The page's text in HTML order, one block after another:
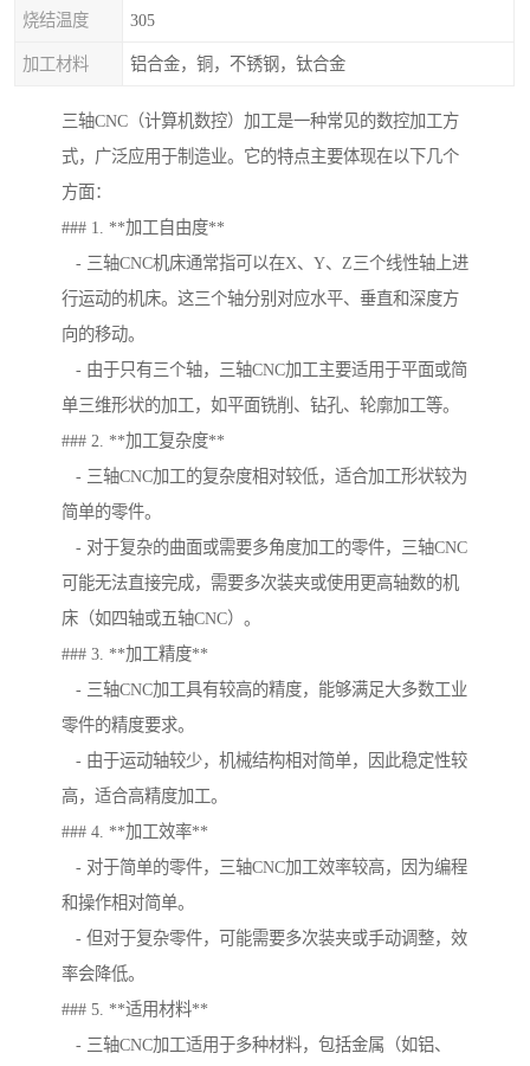
烧结温度 305
加工材料 铝合金，铜，不锈钢，钛合金
三轴CNC（计算机数控）加工是一种常见的数控加工方
式，广泛应用于制造业。它的特点主要体现在以下几个
方面：
### 1. **加工自由度**
- 三轴CNC机床通常指可以在X、Y、Z三个线性轴上进
行运动的机床。这三个轴分别对应水平、垂直和深度方
向的移动。
- 由于只有三个轴，三轴CNC加工主要适用于平面或简
单三维形状的加工，如平面铣削、钻孔、轮廓加工等。
### 2. **加工复杂度**
- 三轴CNC加工的复杂度相对较低，适合加工形状较为
简单的零件。
- 对于复杂的曲面或需要多角度加工的零件，三轴CNC
可能无法直接完成，需要多次装夹或使用更高轴数的机
床（如四轴或五轴CNC）。
### 3. **加工精度**
- 三轴CNC加工具有较高的精度，能够满足大多数工业
零件的精度要求。
- 由于运动轴较少，机械结构相对简单，因此稳定性较
高，适合高精度加工。
### 4. **加工效率**
- 对于简单的零件，三轴CNC加工效率较高，因为编程
和操作相对简单。
- 但对于复杂零件，可能需要多次装夹或手动调整，效
率会降低。
### 5. **适用材料**
- 三轴CNC加工适用于多种材料，包括金属（如铝、